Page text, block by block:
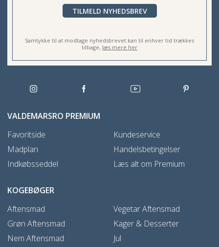
TILMELD NYHEDSBREV
Samtykke til at modtage nyhedsbrevet kan til enhver tid trækkes
tilbage, læs mere her
VALDEMARSRO PREMIUM
Favoritside
Madplan
Indkøbsseddel
Kundeservice
Handelsbetingelser
Læs alt om Premium
KOGEBØGER
Aftensmad
Grøn Aftensmad
Nem Aftensmad
Vegetar Aftensmad
Kager & Desserter
Jul